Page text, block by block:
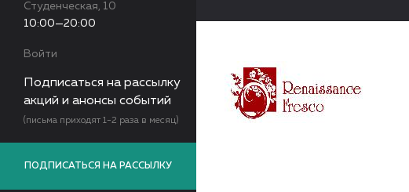
Студенческая, 10
10:00—20:00
Войти
Подписаться на рассылку
акций и анонсы событий
(письма приходят 1-2 раза в месяц)
ПОДПИСАТЬСЯ НА РАССЫЛКУ